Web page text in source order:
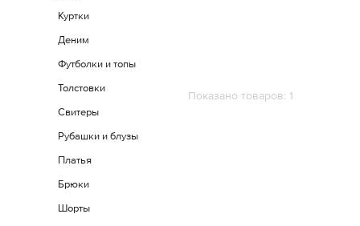
Куртки
Деним
Футболки и топы
Толстовки
Свитеры
Рубашки и блузы
Платья
Брюки
Шорты
Показано товаров: 1